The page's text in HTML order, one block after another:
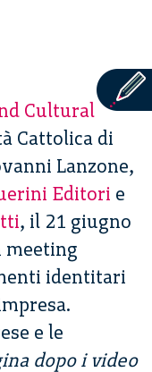
Cultural
Cattolica di
Lanzone,
Editori e
, il 21 giugno
meeting
identitari
e le
dopo i video